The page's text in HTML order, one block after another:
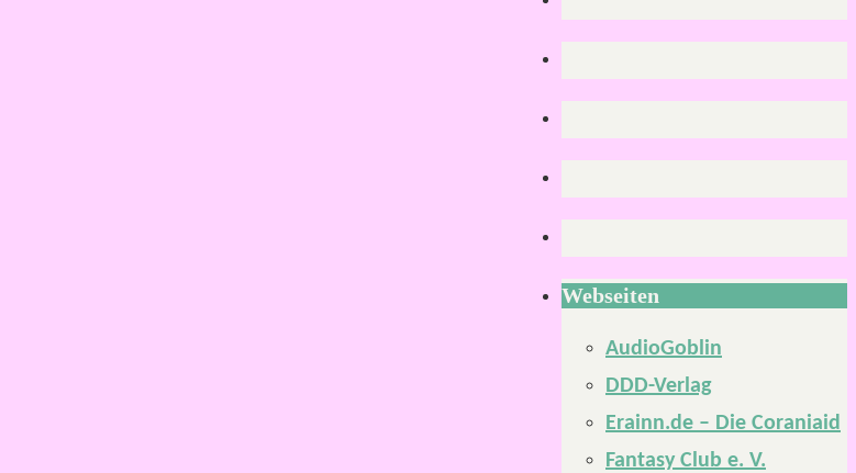
Webseiten
AudioGoblin
DDD-Verlag
Erainn.de – Die Coraniaid
Fantasy Club e. V.